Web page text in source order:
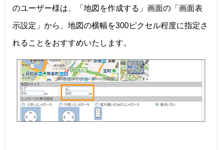
のユーザー様は、「地図を作成する」画面の「画面表
示設定」から、地図の横幅を300ピクセル程度に指定さ
れることをおすすめいたします。